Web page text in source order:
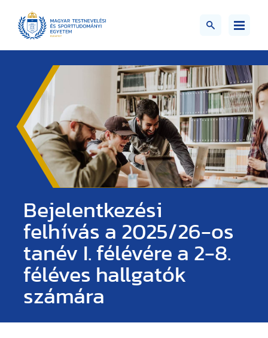
Bejelentkezési
felhívás a 2025/26-os
tanév I. félévére a 2-8.
féléves hallgatók
számára